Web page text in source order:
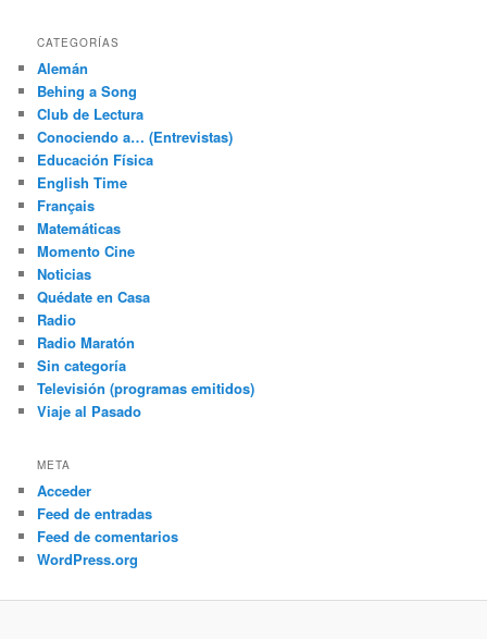
CATEGORÍAS
Alemán
Behing a Song
Club de Lectura
Conociendo a… (Entrevistas)
Educación Física
English Time
Français
Matemáticas
Momento Cine
Noticias
Quédate en Casa
Radio
Radio Maratón
Sin categoría
Televisión (programas emitidos)
Viaje al Pasado
META
Acceder
Feed de entradas
Feed de comentarios
WordPress.org